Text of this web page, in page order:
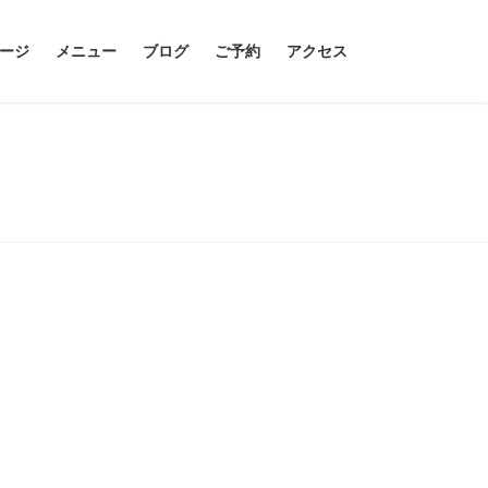
ジ メニュー ブログ ご予約 アクセス